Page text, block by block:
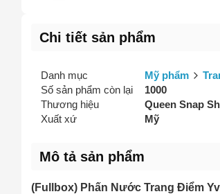
Chi tiết sản phẩm
Danh mục Mỹ phẩm
Số sản phẩm còn lại
1000
Thương hiệu
Queen Snap
Xuất xứ
Mỹ
Mô tả sản phẩm
(Fullbox) Phấn Nước Trang Điểm